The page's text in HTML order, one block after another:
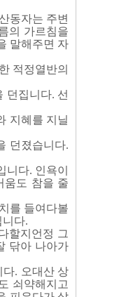
동자는 주변
의 가르침을
말해주면 자
적정열반의
던집니다. 선
지혜를 지닐
던졌습니다.
다. 인욕이
움도 참을 줄
를 들여다볼
다.
할지언정 그
닦아 나아가
다. 오대산 상
쇠약해지고